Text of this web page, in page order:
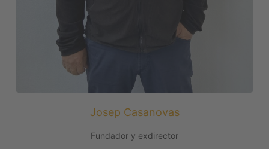
Josep Casanovas
Fundador y exdirector